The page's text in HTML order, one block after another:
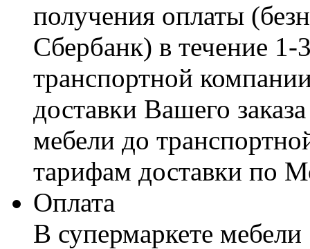
получения оплаты
Сбербанк) в течение
транспортной
доставки Вашего
мебели до
тарифам доставки по
Оплата
В супермаркете